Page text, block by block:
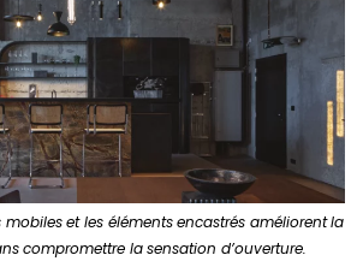
mobiles et les éléments encastrés améliorent la
compromettre lasensation d’ouverture.